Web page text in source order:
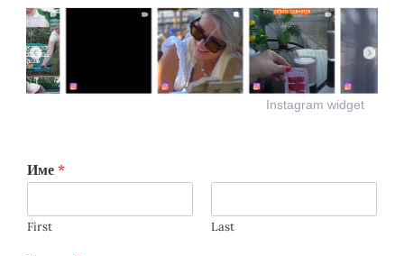
Instagram widget
Име *
First Last